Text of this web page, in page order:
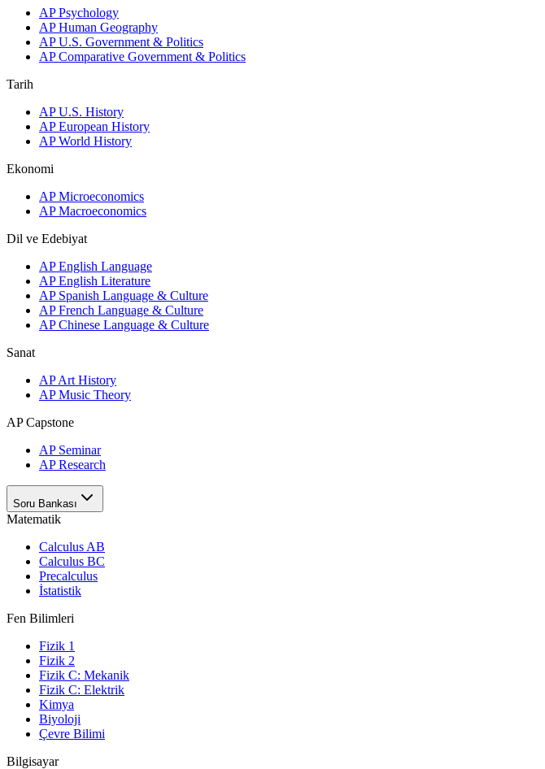
AP Psychology
AP Human Geography
AP U.S. Government & Politics
AP Comparative Government & Politics
Tarih
AP U.S. History
AP European History
AP World History
Ekonomi
AP Microeconomics
AP Macroeconomics
Dil ve Edebiyat
AP English Language
AP English Literature
AP Spanish Language & Culture
AP French Language & Culture
AP Chinese Language & Culture
Sanat
AP Art History
AP Music Theory
AP Capstone
AP Seminar
AP Research
Soru Bankası
Matematik
Calculus AB
Calculus BC
Precalculus
İstatistik
Fen Bilimleri
Fizik 1
Fizik 2
Fizik C: Mekanik
Fizik C: Elektrik
Kimya
Biyoloji
Çevre Bilimi
Bilgisayar